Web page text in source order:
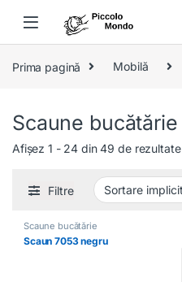
Prima pagină Mobilă
Scaune bucătărie
Afișez 1 - 24 din 49 de rezultate
Filtre
Scaune bucătărie
Scaun 7053 negru